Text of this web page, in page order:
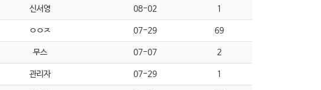
신서영 08-02 1
ㅇㅇㅈ 07-29 69
무스 07-07 2
관리자 07-29 1